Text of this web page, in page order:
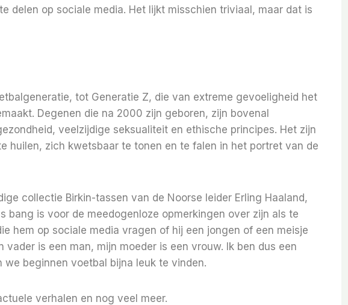
delen op sociale media. Het lijkt misschien triviaal, maar dat is
tot Generatie Z, die van extreme gevoeligheid het
Degenen die na 2000 zijn geboren, zijn bovenal
veelzijdige seksualiteit en ethische principes. Het zijn
huilen, zich kwetsbaar te tonen en te falen in het portret van de
collectie Birkin-tassen van de Noorse leider Erling Haaland,
bang is voor de meedogenloze opmerkingen over zijn als te
hem op sociale media vragen of hij een jongen of een meisje
vader is een man, mijn moeder is een vrouw. Ik ben dus een
we beginnen voetbal bijna leuk te vinden.
verhalen en nog veel meer.